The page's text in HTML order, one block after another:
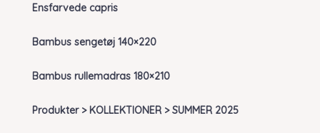
Ensfarvede capris
Bambus sengetøj 140×220
Bambus rullemadras 180×210
Produkter > KOLLEKTIONER > SUMMER 2025